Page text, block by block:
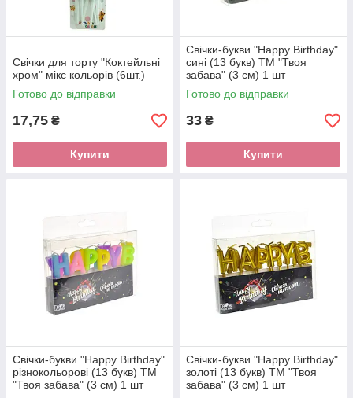
Свічки для торту "Коктейльні
хром" мікс кольорів (6шт.)
Готово до відправки
17,75 ₴
Купити
Свічки-букви "Happy Birthday"
сині (13 букв) ТМ "Твоя
забава" (3 см) 1 шт
Готово до відправки
33 ₴
Купити
Свічки-букви "Happy Birthday"
різнокольорові (13 букв) ТМ
"Твоя забава" (3 см) 1 шт
Свічки-букви "Happy Birthday"
золоті (13 букв) ТМ "Твоя
забава" (3 см) 1 шт